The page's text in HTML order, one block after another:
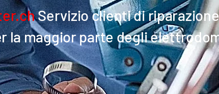
Servizio clienti di
la maggior parte degli